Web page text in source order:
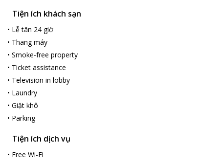
Tiện ích khách sạn
• Lễ tân 24 giờ
• Thang máy
• Smoke-free property
• Ticket assistance
• Television in lobby
• Laundry
• Giặt khô
• Parking
Tiện ích dịch vụ
• Free Wi-Fi